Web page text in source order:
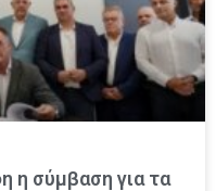
η σύμβαση για τα